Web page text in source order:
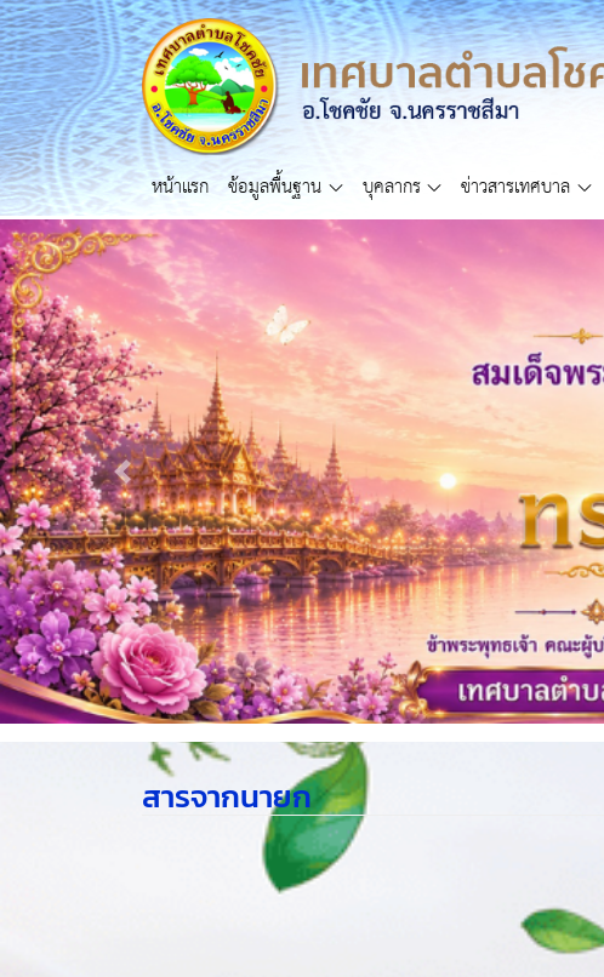
หน้าแรก ข้อมูลพื้นฐาน บุคลากร ข่าวสารเทศบาล
Previous
สารจากนายก